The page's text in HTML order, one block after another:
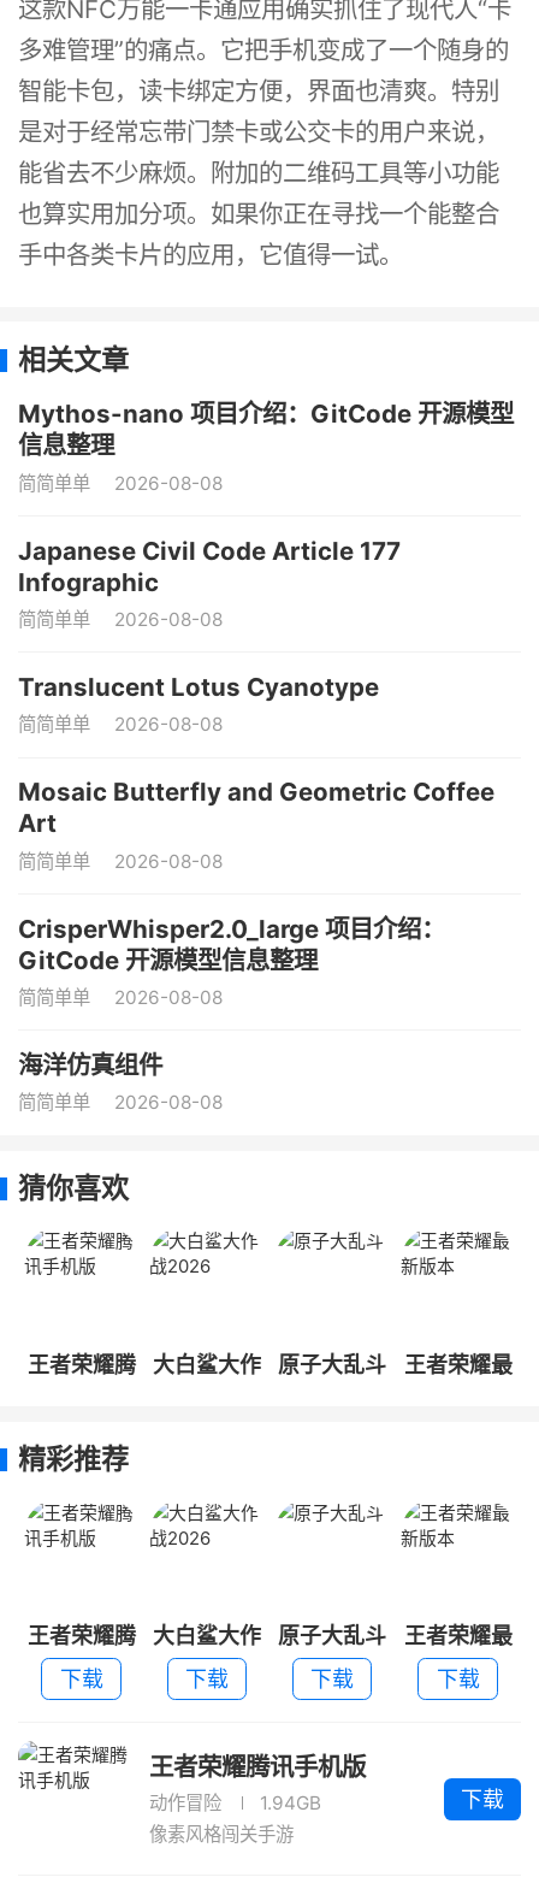
这款NFC万能一卡通应用确实抓住了现代人“卡
多难管理”的痛点。它把手机变成了一个随身的
智能卡包，读卡绑定方便，界面也清爽。特别
是对于经常忘带门禁卡或公交卡的用户来说，
能省去不少麻烦。附加的二维码工具等小功能
也算实用加分项。如果你正在寻找一个能整合
手中各类卡片的应用，它值得一试。
相关文章
Mythos-nano 项目介绍：GitCode 开源模型
信息整理
简简单单 2026-08-08
Japanese Civil Code Article 177
Infographic
简简单单 2026-08-08
Translucent Lotus Cyanotype
简简单单 2026-08-08
Mosaic Butterfly and Geometric Coffee
Art
简简单单 2026-08-08
CrisperWhisper2.0_large 项目介绍：
GitCode 开源模型信息整理
简简单单 2026-08-08
海洋仿真组件
简简单单 2026-08-08
猜你喜欢
王者荣耀腾
大白鲨大作
原子大乱斗
王者荣耀最
精彩推荐
王者荣耀腾
讯手机版
下载
大白鲨大作
战2026
下载
原子大乱斗
下载
王者荣耀最
新版本
下载
王者荣耀腾讯手机版
动作冒险
1.94GB
像素风格闯关手游
下载